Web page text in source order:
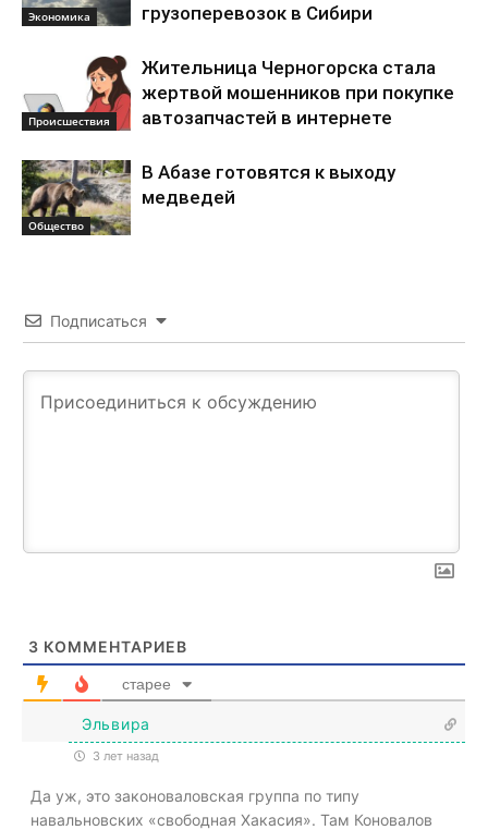
Экономика
грузоперевозок в Сибири
Происшествия
Жительница Черногорска стала
жертвой мошенников при покупке
автозапчастей в интернете
Общество
В Абазе готовятся к выходу
медведей
Подписаться
3 КОММЕНТАРИЕВ
старее
Эльвира
3 лет назад
Да уж, это законоваловская группа по типу
навальновских «свободная Хакасия». Там Коновалов